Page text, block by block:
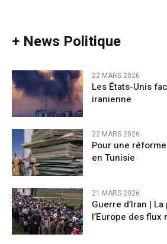
+ News Politique
22 MARS 2026
Les États-Unis
iranienne
22 MARS 2026
Pour une
en Tunisie
21 MARS 2026
Guerre d’Iran |
l’Europe des flux